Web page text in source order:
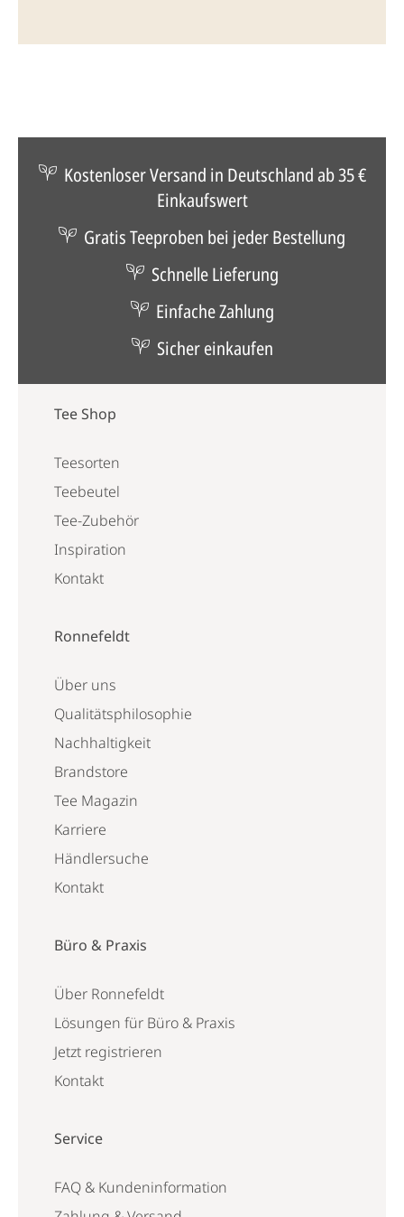
Kostenloser Versand in Deutschland ab 35 €
Einkaufswert
Gratis Teeproben bei jeder Bestellung
Schnelle Lieferung
Einfache Zahlung
Sicher einkaufen
Tee Shop
Teesorten
Teebeutel
Tee-Zubehör
Inspiration
Kontakt
Ronnefeldt
Über uns
Qualitätsphilosophie
Nachhaltigkeit
Brandstore
Tee Magazin
Karriere
Händlersuche
Kontakt
Büro & Praxis
Über Ronnefeldt
Lösungen für Büro & Praxis
Jetzt registrieren
Kontakt
Service
FAQ & Kundeninformation